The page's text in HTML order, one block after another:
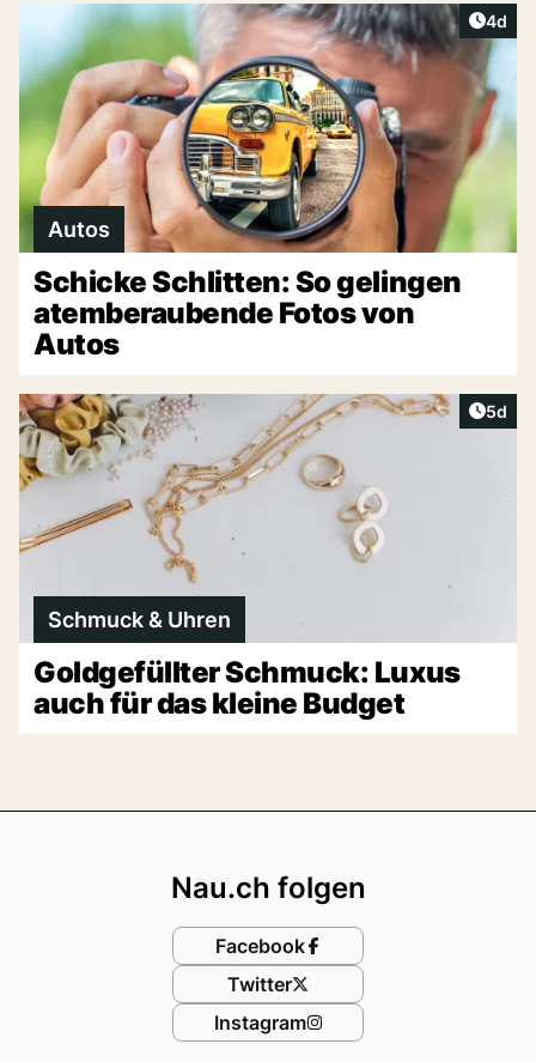
4d
Autos
Schicke Schlitten: So gelingen
atemberaubende Fotos von
Autos
5d
Schmuck & Uhren
Goldgefüllter Schmuck: Luxus
auch für das kleine Budget
Nau.ch folgen
Facebook
Twitter
Instagram